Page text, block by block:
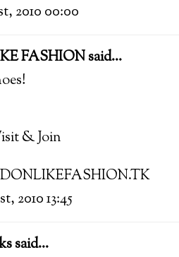
2010 00:00
FASHIONsaid...
& Join
2010 13:45
said...